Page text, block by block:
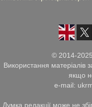
© 2014-
Використання матеріалів
якщо
e-mail:
Думка редакції може не